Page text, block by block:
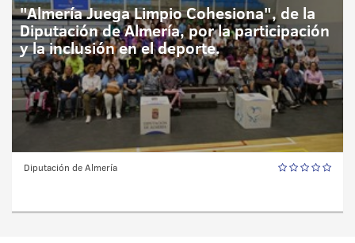
"Almería Juega Limpio Cohesiona", de la
Diputación de Almería, por la participación
y la inclusión en el deporte.
Diputación de Almería